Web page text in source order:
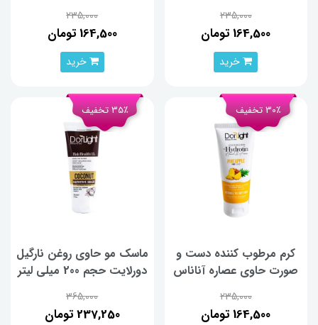
235,000
164,500 تومان
خرید
235,000
164,500 تومان
خرید
کرم مرطوب کننده دست و
صورت حاوی عصاره آناناس
235,000
164,500 تومان
30٪ تخفیف
ماسک مو حاوی روغن نارگیل
دورلایت حجم 200 میلی لیتر
365,000
237,250 تومان
35٪ تخفیف